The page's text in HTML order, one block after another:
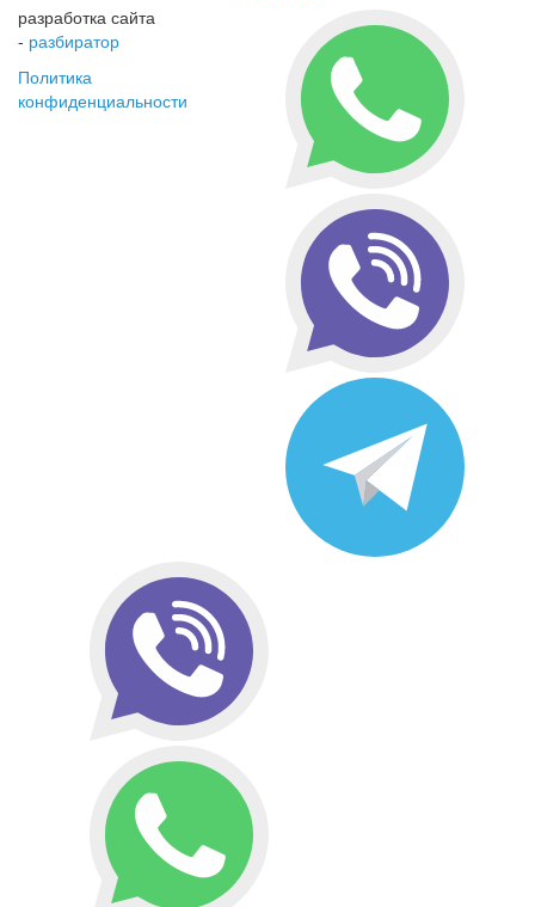
разработка сайта
- разбиратор
Политика
конфиденциальности